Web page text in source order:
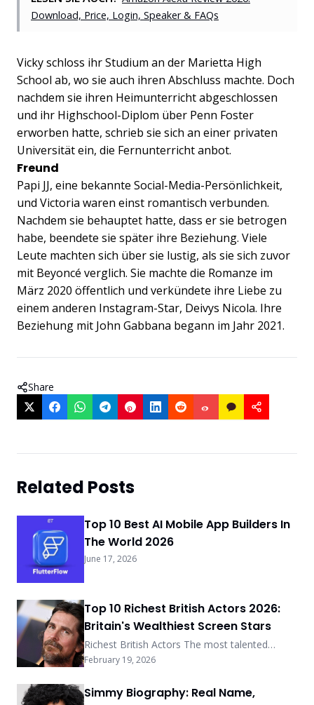
Download, Price, Login, Speaker & FAQs
Vicky schloss ihr Studium an der Marietta High
School ab, wo sie auch ihren Abschluss machte. Doch
nachdem sie ihren Heimunterricht abgeschlossen
und ihr Highschool-Diplom über Penn Foster
erworben hatte, schrieb sie sich an einer privaten
Universität ein, die Fernunterricht anbot.
Freund
Papi JJ, eine bekannte Social-Media-Persönlichkeit,
und Victoria waren einst romantisch verbunden.
Nachdem sie behauptet hatte, dass er sie betrogen
habe, beendete sie später ihre Beziehung. Viele
Leute machten sich über sie lustig, als sie sich zuvor
mit Beyoncé verglich. Sie machte die Romanze im
März 2020 öffentlich und verkündete ihre Liebe zu
einem anderen Instagram-Star, Deivys Nicola. Ihre
Beziehung mit John Gabbana begann im Jahr 2021.
Share
Related Posts
Top 10 Best AI Mobile App Builders In
The World 2026
June 17, 2026
Top 10 Richest British Actors 2026:
Britain's Wealthiest Screen Stars
Richest British Actors The most talented
actors from Great Britain will be discussed.
because they are so talented. It might be
challenging to identify which British accent is
February 19, 2026
Simmy Biography: Real Name,